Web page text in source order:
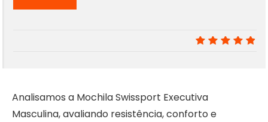
97%
Analisamos a Mochila Swissport Executiva
Masculina, avaliando resistência, conforto e